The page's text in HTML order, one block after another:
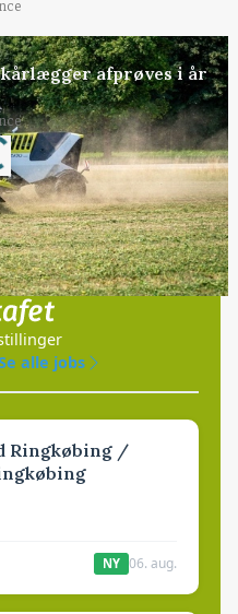
afprøves i år
med
alle jobs
Ringkøbing /
NY 06. aug.